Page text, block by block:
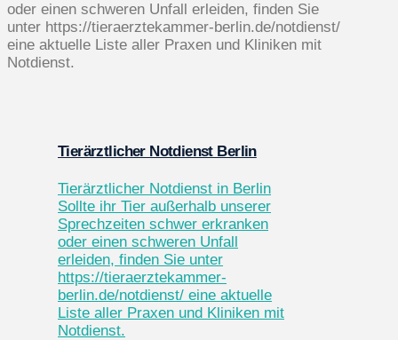
Tierärztlicher Notdienst Berlin
Tierärztlicher Notdienst in Berlin
Sollte ihr Tier außerhalb unserer
Sprechzeiten schwer erkranken
oder einen schweren Unfall
erleiden, finden Sie unter
https://tieraerztekammer-
berlin.de/notdienst/ eine aktuelle
Liste aller Praxen und Kliniken mit
Notdienst.